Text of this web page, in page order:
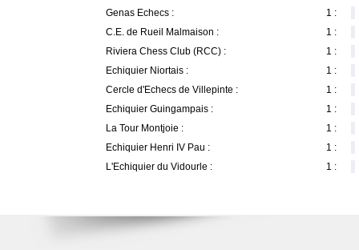
Genas Echecs :
1 :
C.E. de Rueil Malmaison :
1 :
Riviera Chess Club (RCC) :
1 :
Echiquier Niortais :
1 :
Cercle d'Echecs de Villepinte :
1 :
Echiquier Guingampais :
1 :
La Tour Montjoie :
1 :
Echiquier Henri IV Pau :
1 :
L'Echiquier du Vidourle :
1 :